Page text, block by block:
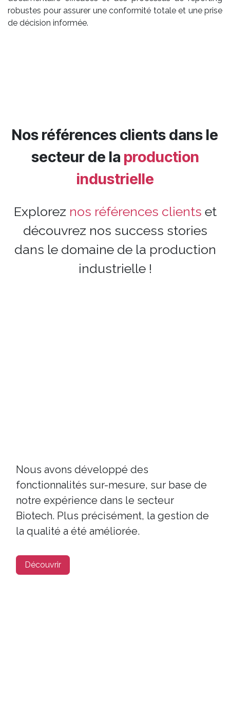
robustes pour assurer une conformité totale et une prise
de décision informée.
Nos références clients dans le
secteur de la production
industrielle
Explorez nos références clients et
découvrez nos success stories
dans le domaine de la production
industrielle !
Nous avons développé des
fonctionnalités sur-mesure, sur base de
notre expérience dans le secteur
Biotech. Plus précisément, la gestion de
la qualité a été améliorée.
Découvrir